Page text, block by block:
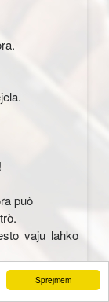
Sprejmem
può
vaju lahko